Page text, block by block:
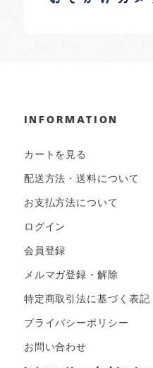
INFORMATION
カートを見る
配送方法・送料について
お支払方法について
ログイン
会員登録
メルマガ登録・解除
特定商取引法に基づく表記
プライバシーポリシー
お問い合わせ